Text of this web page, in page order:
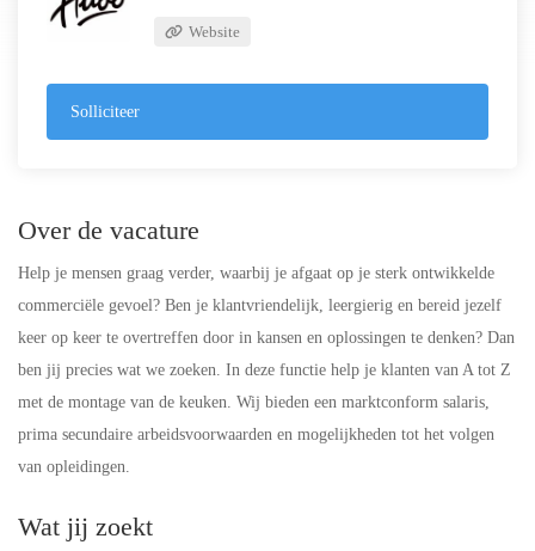
Website
Solliciteer
Over de vacature
Help je mensen graag verder, waarbij je afgaat op je sterk ontwikkelde
commerciële gevoel? Ben je klantvriendelijk, leergierig en bereid jezelf
keer op keer te overtreffen door in kansen en oplossingen te denken? Dan
ben jij precies wat we zoeken. In deze functie help je klanten van A tot Z
met de montage van de keuken. Wij bieden een marktconform salaris,
prima secundaire arbeidsvoorwaarden en mogelijkheden tot het volgen
van opleidingen.
Wat jij zoekt